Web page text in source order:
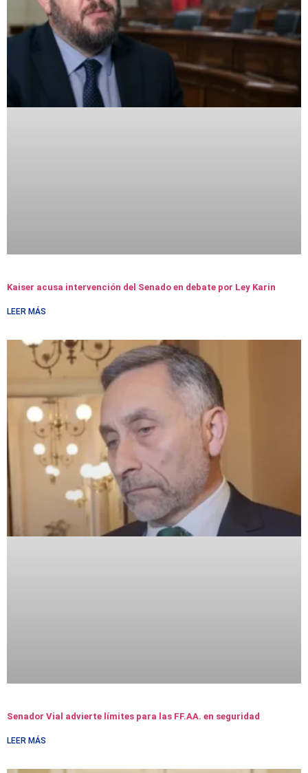
Kaiser acusa intervención del Senado en debate por Ley Karin
LEER MÁS
Senador Vial advierte límites para las FF.AA. en seguridad
LEER MÁS